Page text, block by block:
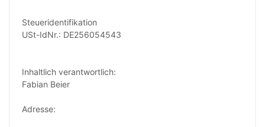
Steueridentifikation
USt-IdNr.: DE256054543
Inhaltlich verantwortlich:
Fabian Beier
Adresse: